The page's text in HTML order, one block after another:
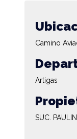
Camino
Artigas
SUC.